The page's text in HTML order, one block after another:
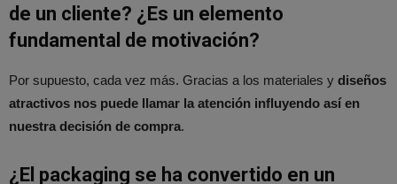
de un cliente? ¿Es un elemento
fundamental de motivación?
Por supuesto, cada vez más. Gracias a los materiales y diseños
atractivos nos puede llamar la atención influyendo así en
nuestra decisión de compra.
¿El packaging se ha convertido en un